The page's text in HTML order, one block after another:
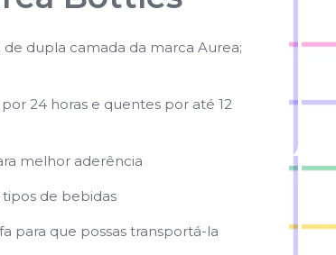
de dupla camada da marca Aurea;
24 horas e quentes por até 12
melhor aderência
de bebidas
para que possas transportá-la